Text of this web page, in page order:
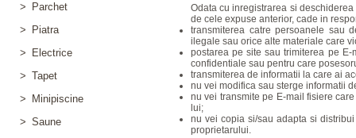
>
Parchet
>
Piatra
>
Electrice
> Tapet
>
Minipiscine
> Saune
Odata cu inregistrarea si
de cele expuse anterior, cade in
transmiterea catre persoanele sau
ilegale sau orice alte materiale care
postarea pe site sau trimiterea pe E-
confidentiale sau pentru care
transmiterea de informatii la care ai
nu vei modifica sau sterge informatii
nu vei transmite pe E-mail fisiere
lui;
nu vei copia si/sau adapta si
proprietarului.